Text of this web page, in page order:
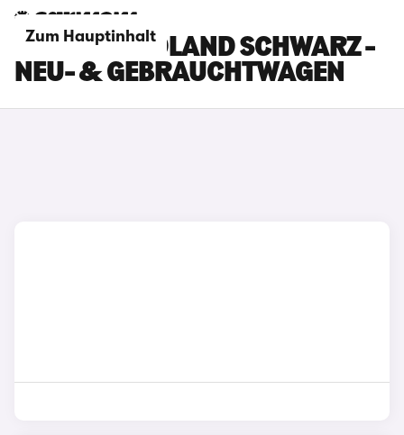
Zum Hauptinhalt
OPEL GRANDLAND SCHWARZ -
NEU- & GEBRAUCHTWAGEN